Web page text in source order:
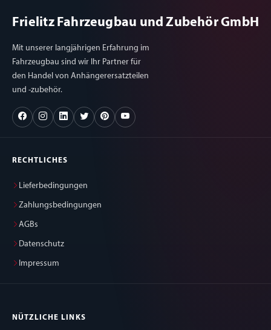
Frielitz Fahrzeugbau und Zubehör GmbH
Mit unserer langjährigen Erfahrung im
Fahrzeugbau sind wir Ihr Partner für
den Handel von Anhängerersatzteilen
und -zubehör.
RECHTLICHES
Lieferbedingungen
Zahlungsbedingungen
AGBs
Datenschutz
Impressum
NÜTZLICHE LINKS